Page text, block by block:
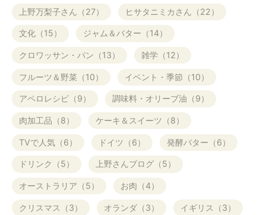
上野万梨子さん（27） ヒサタニミカさん（22）
文化（15） ジャム＆バター（14）
クロワッサン・パン（13） 雑学（12）
フルーツ＆野菜（10） イベント・季節（10）
アペロレシピ（9） 調味料・オリーブ油（9）
肉加工品（8） ケーキ＆スイーツ（8）
TVで人気（6） ドイツ（6） 発酵バター（6）
ドリンク（5） 上野さんブログ（5）
オーストラリア（5） お肉（4）
クリスマス（3） オランダ（3） イギリス（3）